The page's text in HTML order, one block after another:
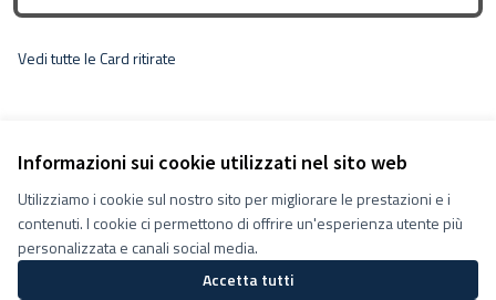
Informazioni sui cookie utilizzati nel sito web
Utilizziamo i cookie sul nostro sito per migliorare le prestazioni e i
contenuti. I cookie ci permettono di offrire un'esperienza utente più
personalizzata e canali social media.
Accetta tutti
Vedi tutte le Card ritirate